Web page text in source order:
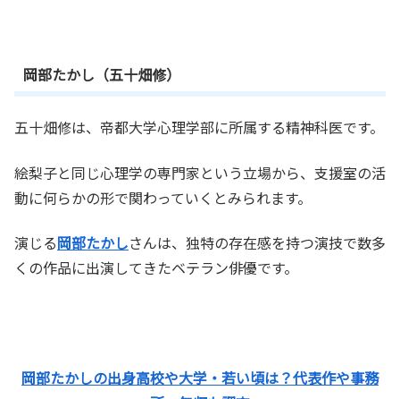
岡部たかし（五十畑修）
五十畑修は、帝都大学心理学部に所属する精神科医です。
絵梨子と同じ心理学の専門家という立場から、支援室の活
動に何らかの形で関わっていくとみられます。
演じる岡部たかしさんは、独特の存在感を持つ演技で数多
くの作品に出演してきたベテラン俳優です。
岡部たかしの出身高校や大学・若い頃は？代表作や事務